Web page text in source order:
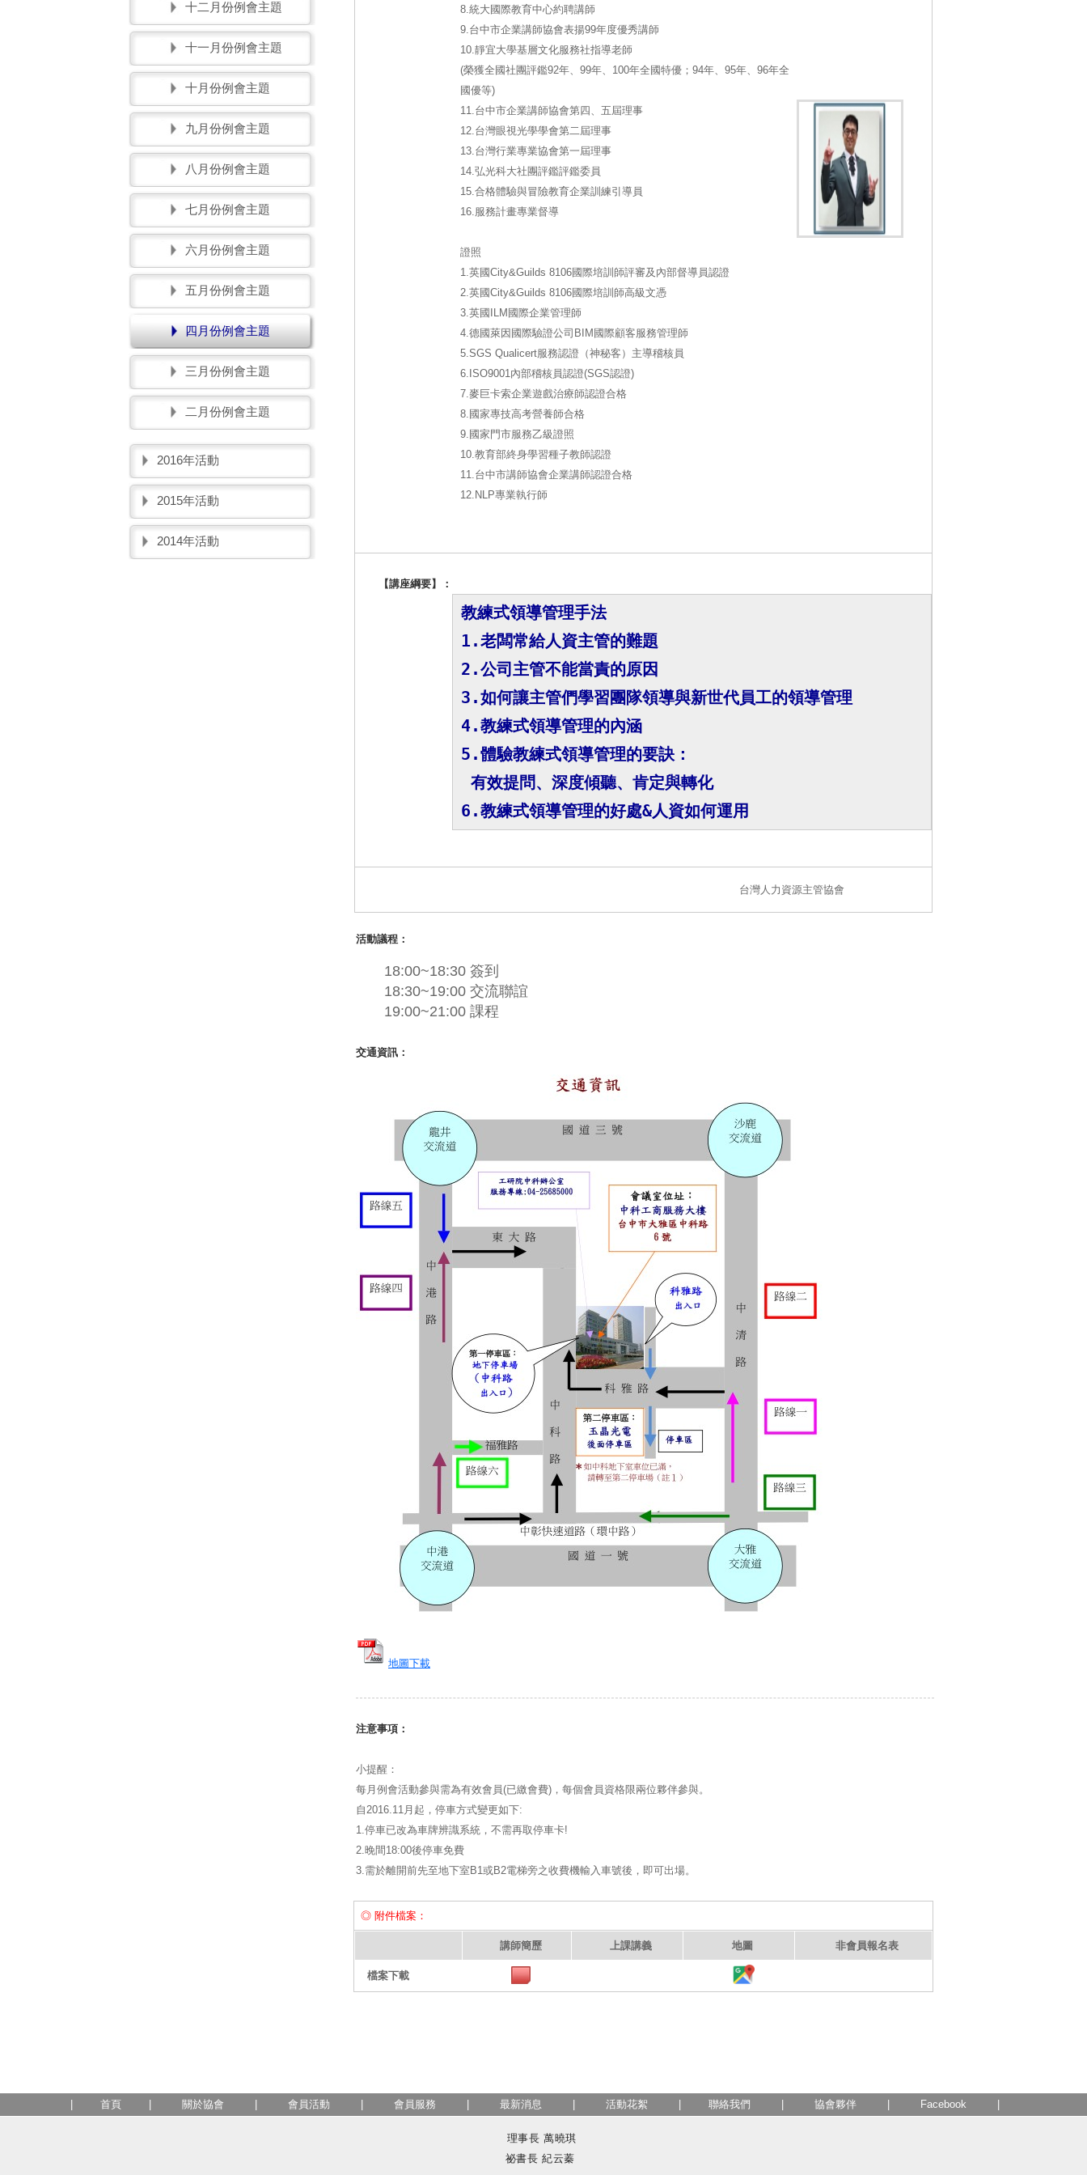
十二月份例會主題
十一月份例會主題
十月份例會主題
九月份例會主題
八月份例會主題
七月份例會主題
六月份例會主題
五月份例會主題
四月份例會主題
三月份例會主題
二月份例會主題
2016年活動
2015年活動
2014年活動
8.統大國際教育中心約聘講師
9.台中市企業講師協會表揚99年度優秀講師
10.靜宜大學基層文化服務社指導老師
(榮獲全國社團評鑑92年、99年、100年全國特優；94年、95年、96年全
國優等)
11.台中市企業講師協會第四、五屆理事
12.台灣眼視光學學會第二屆理事
13.台灣行業專業協會第一屆理事
14.弘光科大社團評鑑評鑑委員
15.合格體驗與冒險教育企業訓練引導員
16.服務計畫專業督導
證照
1.英國City&Guilds 8106國際培訓師評審及內部督導員認證
2.英國City&Guilds 8106國際培訓師高級文憑
3.英國ILM國際企業管理師
4.德國萊因國際驗證公司BIM國際顧客服務管理師
5.SGS Qualicert服務認證（神秘客）主導稽核員
6.ISO9001內部稽核員認證(SGS認證)
7.麥巨卡索企業遊戲治療師認證合格
8.國家專技高考營養師合格
9.國家門市服務乙級證照
10.教育部終身學習種子教師認證
11.台中市講師協會企業講師認證合格
12.NLP專業執行師
【講座綱要】：
教練式領導管理手法
1.老闆常給人資主管的難題
2.公司主管不能當責的原因
3.如何讓主管們學習團隊領導與新世代員工的領導管理
4.教練式領導管理的內涵
5.體驗教練式領導管理的要訣：
有效提問、深度傾聽、肯定與轉化
6.教練式領導管理的好處&人資如何運用
台灣人力資源主管協會
活動議程：
18:00~18:30 簽到
18:30~19:00 交流聯誼
19:00~21:00 課程
交通資訊：
地圖下載
注意事項：
小提醒：
每月例會活動參與需為有效會員(已繳會費)，每個會員資格限兩位夥伴參與。
自2016.11月起，停車方式變更如下:
1.停車已改為車牌辨識系統，不需再取停車卡!
2.晚間18:00後停車免費
3.需於離開前先至地下室B1或B2電梯旁之收費機輸入車號後，即可出場。
◎ 附件檔案：
講師簡歷 上課講義 地圖 非會員報名表
檔案下載
首頁 關於協會 會員活動 會員服務 最新消息 活動花絮 聯絡我們 協會夥伴 Facebook
理事長 萬曉琪
祕書長 紀云蓁